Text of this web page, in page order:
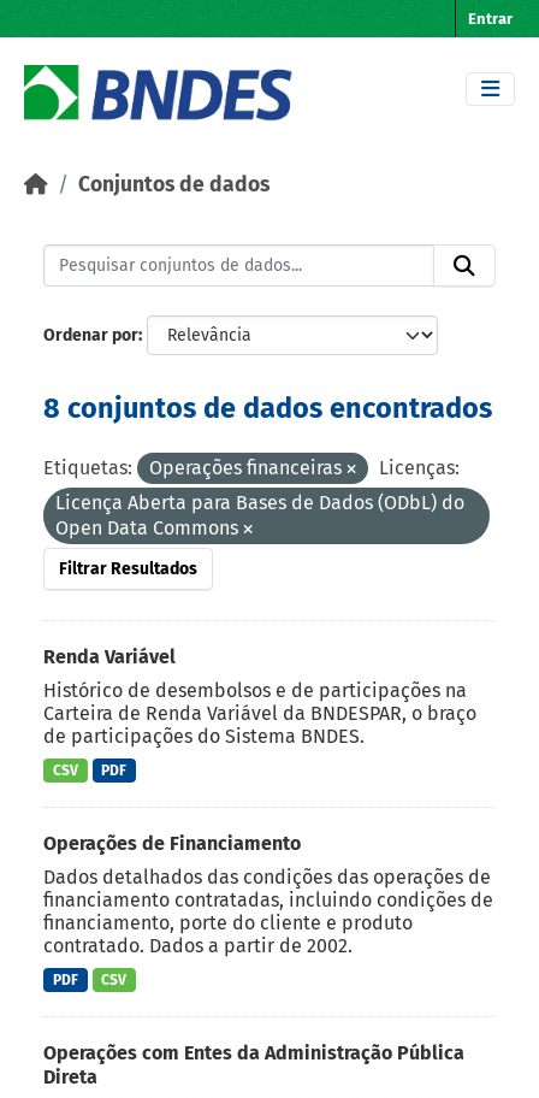
Entrar
Conjuntos de dados
Ordenar por
8 conjuntos de dados encontrados
Etiquetas: Operações financeiras
Licenças:
Licença Aberta para Bases de Dados (ODbL) do
Open Data Commons
Filtrar Resultados
Renda Variável
Histórico de desembolsos e de participações na
Carteira de Renda Variável da BNDESPAR, o braço
de participações do Sistema BNDES.
CSV PDF
Operações de Financiamento
Dados detalhados das condições das operações de
financiamento contratadas, incluindo condições de
financiamento, porte do cliente e produto
contratado. Dados a partir de 2002.
PDF CSV
Operações com Entes da Administração Pública
Direta